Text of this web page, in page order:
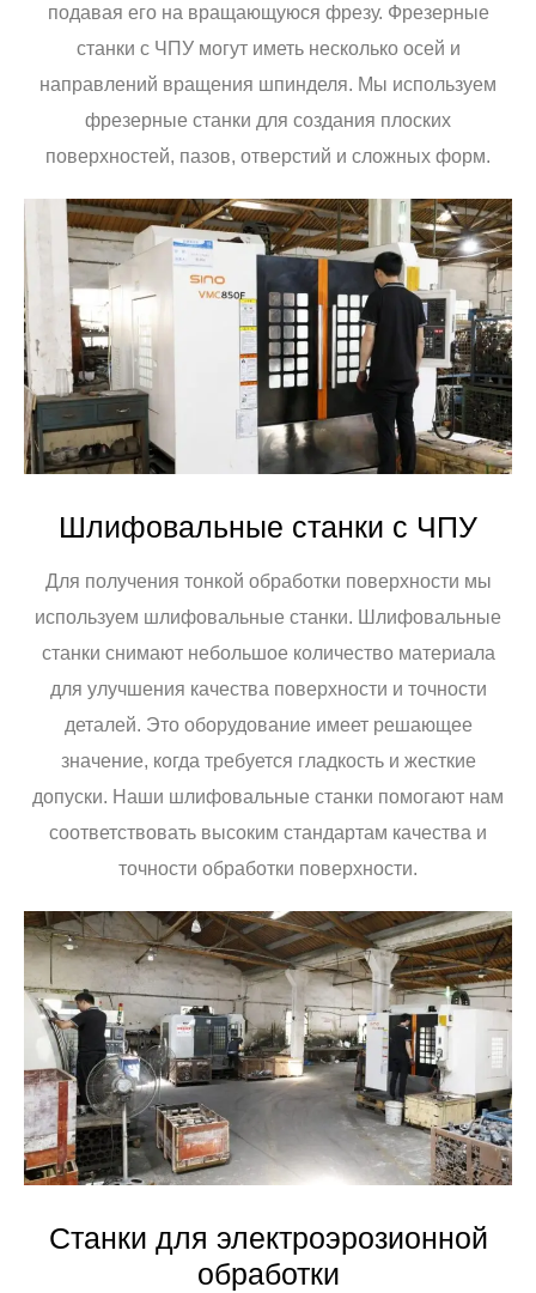
подавая его на вращающуюся фрезу. Фрезерные
станки с ЧПУ могут иметь несколько осей и
направлений вращения шпинделя. Мы используем
фрезерные станки для создания плоских
поверхностей, пазов, отверстий и сложных форм.
Шлифовальные станки с ЧПУ
Для получения тонкой обработки поверхности мы
используем шлифовальные станки. Шлифовальные
станки снимают небольшое количество материала
для улучшения качества поверхности и точности
деталей. Это оборудование имеет решающее
значение, когда требуется гладкость и жесткие
допуски. Наши шлифовальные станки помогают нам
соответствовать высоким стандартам качества и
точности обработки поверхности.
Станки для электроэрозионной
обработки